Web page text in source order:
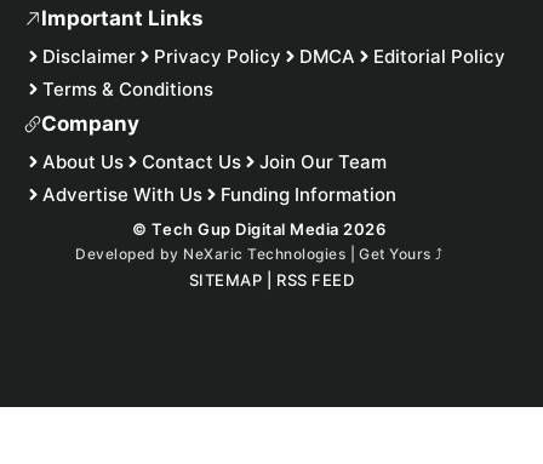
Important Links
Disclaimer Privacy Policy DMCA
Editorial Policy
Terms & Conditions
Company
About Us Contact Us
Join Our Team
Advertise With Us
Funding Information
© Tech Gup Digital Media 2026
Developed by NeXaric Technologies | Get Yours ⤴︎
SITEMAP RSS FEED